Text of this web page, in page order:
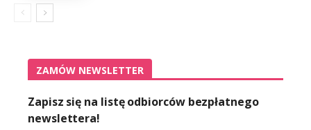
ZAMÓW NEWSLETTER
Zapisz się na listę odbiorców bezpłatnego
newslettera!